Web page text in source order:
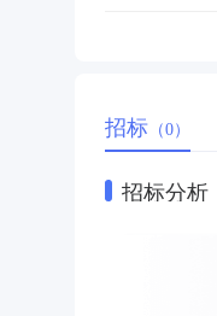
招标 （0）
招标分析